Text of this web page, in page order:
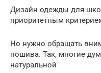
Дизайн одежды для
приоритетным
Но нужно обращать
пошива. Так, многие
натуральной